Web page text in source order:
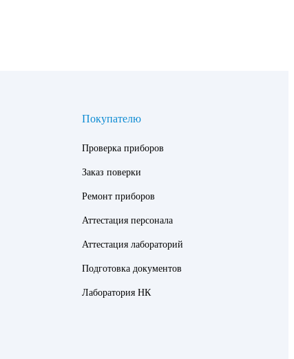
Покупателю
Проверка приборов
Заказ поверки
Ремонт приборов
Аттестация персонала
Аттестация лабораторий
Подготовка документов
Лаборатория НК